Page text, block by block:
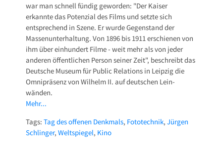
war man schnell fündig geworden: "Der Kaiser
erkannte das Potenzial des Films und setzte sich
entsprechend in Szene. Er wurde Gegenstand der
Massenunterhaltung. Von 1896 bis 1911 erschienen von
ihm über einhundert Filme - weit mehr als von jeder
anderen öffentlichen Person seiner Zeit", beschreibt das
Deutsche Museum für Public Relations in Leipzig die
Omnipräsenz von Wilhelm II. auf deutschen Lein­
wänden.
Mehr...
Tags:Tag des offenen Denkmals, Fototechnik,Jürgen
Schlinger,Weltspiegel, Kino